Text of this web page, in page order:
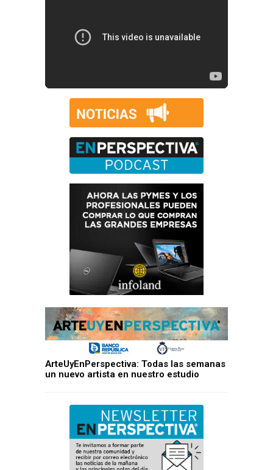
ArteUyEnPerspectiva: Todas las semanas
un nuevo artista en nuestro estudio